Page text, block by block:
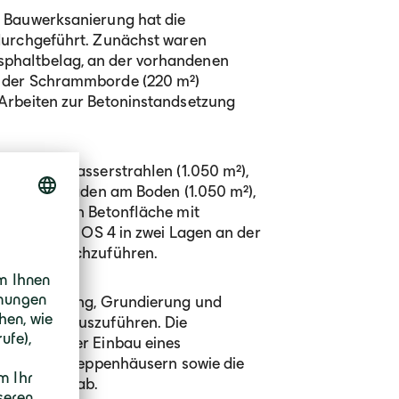
hat die
Zunächst waren
an der vorhandenen
Schrammborde (220 m²)
zur Betoninstandsetzung
(1.050 m²),
am Boden (1.050 m²),
Betonfläche mit
einer OS 4 in zwei Lagen an der
m²) durchzuführen.
Herstellung, Grundierung und
auszuführen. Die
der Einbau eines
in Treppenhäusern sowie die
ab.